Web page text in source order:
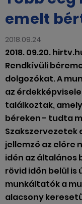
emelt
2018.09.24
2018. 09.20.
Rendkívüli
dolgozókat. A
az
találkoztak,
béreken - tudta
Szakszervezetek
jellemző az előre
idén az
rövid időn belül
munkáltatók a
alacsony